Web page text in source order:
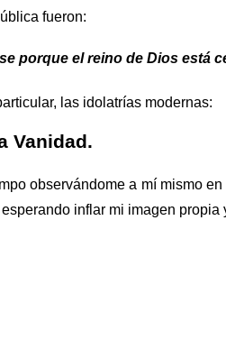
fueron:
porque el reino de Dios está
las idolatrías modernas:
Vanidad.
observándome a mí mismo
inflar mi imagen